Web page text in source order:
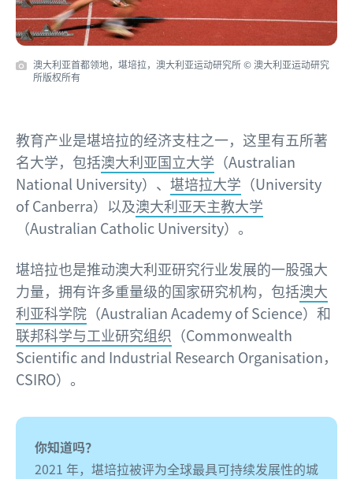
澳大利亚首都领地，堪培拉，澳大利亚运动研究所 © 澳大利亚运动研究
所版权所有
教育产业是堪培拉的经济支柱之一，这里有五所著
名大学，包括澳大利亚国立大学 （Australian
National University）、 堪培拉大学 （University
of Canberra）以及澳大利亚天主教大学
（Australian Catholic University）。
堪培拉也是推动澳大利亚研究行业发展的一股强大
力量，拥有许多重量级的国家研究机构，包括澳大
利亚科学院 （Australian Academy of Science）和
联邦科学与工业研究组织 （Commonwealth
Scientific and Industrial Research Organisation，
CSIRO）。
你知道吗？
2021 年，堪培拉被评为全球最具可持续发展性的城